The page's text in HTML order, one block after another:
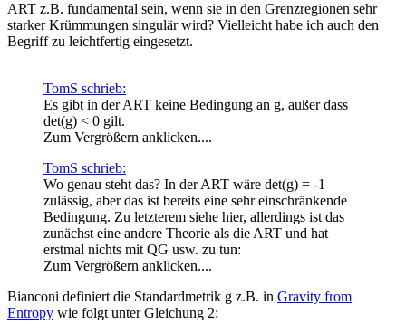
ART z.B. fundamental sein, wenn sie in den Grenzregionen sehr
starker Krümmungen singulär wird? Vielleicht habe ich auch den
Begriff zu leichtfertig eingesetzt.
TomS schrieb:
Es gibt in der ART keine Bedingung an g, außer dass
det(g) < 0 gilt.
Zum Vergrößern anklicken....
TomS schrieb:
Wo genau steht das? In der ART wäre det(g) = -1
zulässig, aber das ist bereits eine sehr einschränkende
Bedingung. Zu letzterem siehe hier, allerdings ist das
zunächst eine andere Theorie als die ART und hat
erstmal nichts mit QG usw. zu tun:
Zum Vergrößern anklicken....
Bianconi definiert die Standardmetrik g z.B. in Gravity from
Entropy wie folgt unter Gleichung 2: